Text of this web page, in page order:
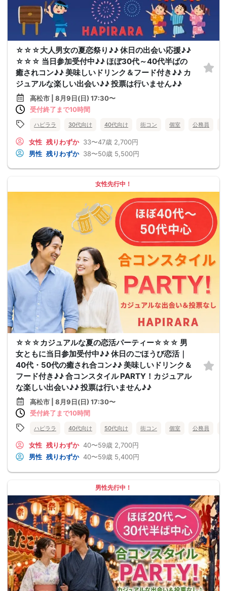
☆☆☆大人男女の夏恋祭り♪♪ 休日の出会い応援♪♪
☆☆☆ 当日参加受付中♪♪ ほぼ30代～40代半ばの
癒されコン♪♪ 美味しいドリンク＆フード付き♪♪ カ
ジュアルな楽しい出会い♪♪ 投票は行いません♪♪
高松市 | 8月9日(日) 17:30〜
受付終了まで10時間
ハピララ 30代向け 40代向け 街コン 個室 公務員
女性 残りわずか 33〜47歳 2,700円
男性 残りわずか 38〜50歳 5,500円
女性先行中！
☆☆☆カジュアルな夏の恋活パーティー☆☆☆ 男
女ともに当日参加受付中♪♪ 休日のごほうび恋活｜
40代・50代の癒され合コン♪♪ 美味しいドリンク＆
フード付き♪♪ 合コンスタイル PARTY！カジュアル
な楽しい出会い♪♪ 投票は行いません♪♪
高松市 | 8月9日(日) 17:30〜
受付終了まで10時間
ハピララ 40代向け 50代向け 街コン 個室 公務員
女性 残りわずか 40〜59歳 2,700円
男性 残りわずか 40〜59歳 5,400円
男性先行中！